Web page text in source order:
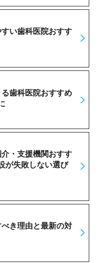
い歯科医院おすす
歯科医院おすすめ
・支援機関おすす
が失敗しない選び
き理由と最新の対